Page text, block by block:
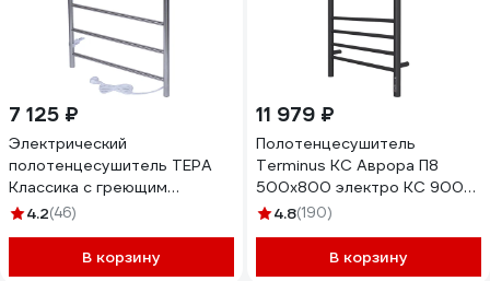
7 125 ₽
Электрический
полотенцесушитель ТЕРА
Классика с греющим
кабелем 500x800 ПСН-09-
4.2(46)
В корзину
11 979 ₽
Полотенцесушитель
Terminus КС Аврора П8
500x800 электро КС 9005
матовый 4670078527493
4.8(190)
В корзину